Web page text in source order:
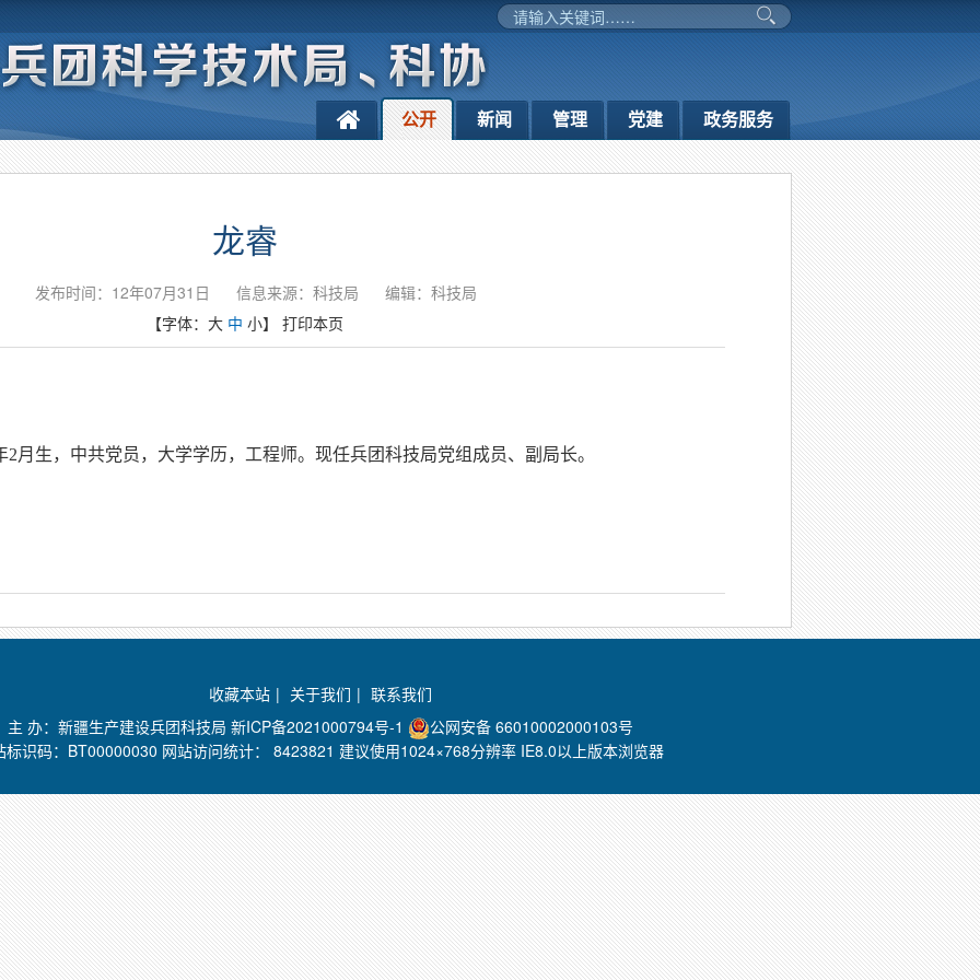
公开 新闻 管理 党建 政务服务
龙睿
发布时间：12年07月31日 信息来源：科技局
编辑：科技局
【字体： 大 中 小】 打印本页
2月生，中共党员，大学学历，工程师。现任兵团科技局党组成员、副局长。
收藏本站 | 关于我们 | 联系我们
主 办：新疆生产建设兵团科技局 新ICP备2021000794号-1
公网安备 66010002000103号
标识码：BT00000030 网站访问统计：8423821 建议使用1024×768分辨率 IE8.0以上版本浏览器